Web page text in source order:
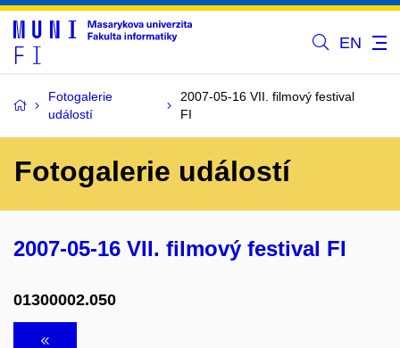
EN
Fotogalerie
událostí
2007-05-16 VII. filmový festival
FI
Fotogalerie událostí
2007-05-16 VII. filmový festival FI
01300002.050